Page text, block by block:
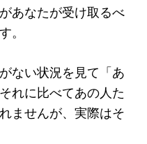
あなたが受け取るべ
。
ない状況を見て「あ
れに比べてあの人た
ませんが、実際はそ